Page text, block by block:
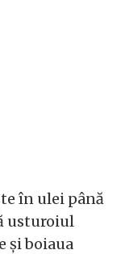
în ulei până
usturoiul
și boiaua